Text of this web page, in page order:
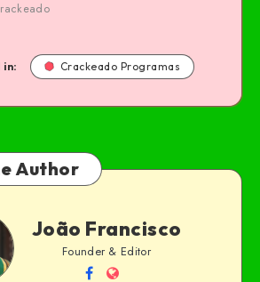
in: Crackeado Programas
Author
João Francisco
Founder & Editor